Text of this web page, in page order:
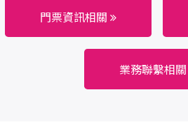
門票資訊相關
業務聯繫相關